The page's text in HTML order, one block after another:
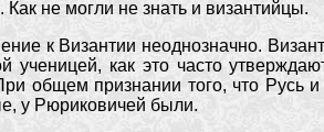
не могли не знать и византийцы.
к Византии неоднозначно.
как это часто
общем признании того, что Русь
у Рюриковичей были.